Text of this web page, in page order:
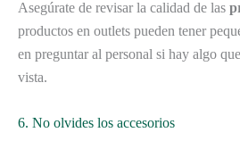
Asegúrate de revisar la calidad de las
productos en outlets pueden tener
en preguntar al personal si hay algo
vista.
6. No olvides los accesorios